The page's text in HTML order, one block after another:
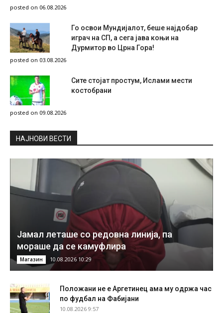
posted on 06.08.2026
Го освои Мундијалот, беше најдобар
играч на СП, а сега јава коњи на
Дурмитор во Црна Гора!
posted on 03.08.2026
Сите стојат простум, Ислами мести
костобрани
posted on 09.08.2026
НAЈНОВИ ВЕСТИ
Јамал леташе со редовна линија, па
мораше да се камуфлира
Магазин 10.08.2026 10:29
Положани не е Аргетинец ама му одржа час
по фудбал на Фабијани
10.08.2026 9:57